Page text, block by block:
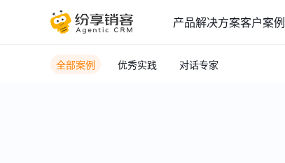
产品解决方案客户案例
全部案例 优秀实践 对话专家